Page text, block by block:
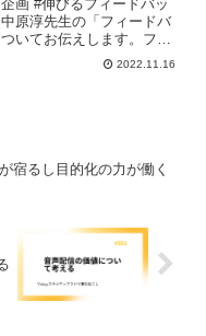
画 #伸びるフィードバッ
原淳先生の「フィードバ
いてお伝えします。フィ
体的な方法や手順、フィ
コーチングの違いなど。ビ
2022.11.16
宿るし目的化の力が働く